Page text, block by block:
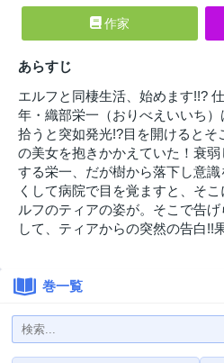
作家
あらすじ
エルフと同棲生活、始めます!!?
年・織部栄一（おりべえいいち
拾うと突如発光!?目を開けるとそ
の美女を抱きかかえていた！衰
する栄一、だが樹から落下し意
くして病院で目を覚ますと、そ
ルフのティアの姿が。そこで告
して、ティアからの突然の告白
巻一覧